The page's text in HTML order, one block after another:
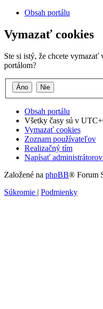
Obsah portálu
Vymazať cookies
Ste si istý, že chcete
portálom?
Obsah portálu
Všetky časy sú v
Vymazať cookies
Zoznam používateľov
Realizačný tím
Napísať
Založené na phpBB® Forum
Súkromie | Podmienky